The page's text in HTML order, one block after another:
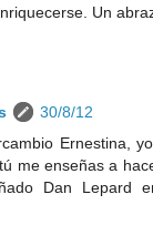
Un
30/8/12
Ernestina,
me enseñas a
Dan Lepard